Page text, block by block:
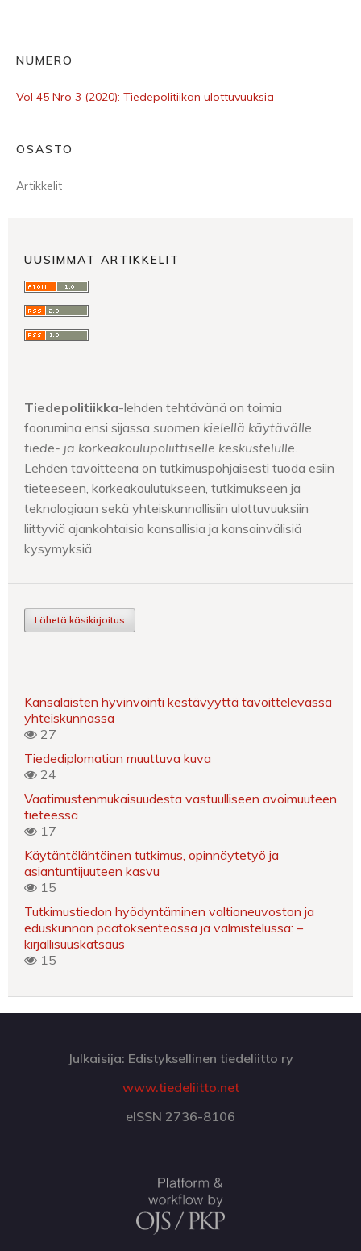
NUMERO
Vol 45 Nro 3 (2020): Tiedepolitiikan ulottuvuuksia
OSASTO
Artikkelit
UUSIMMAT ARTIKKELIT
Tiedepolitiikka-lehden tehtävänä on toimia
foorumina ensi sijassa suomen kielellä käytävälle
tiede- ja korkeakoulupoliittiselle keskustelulle
Lehden tavoitteena on tutkimuspohjaisesti tuoda esiin
tieteeseen, korkeakoulutukseen, tutkimukseen ja
teknologiaan sekä yhteiskunnallisiin ulottuvuuksiin
liittyviä ajankohtaisia kansallisia ja kansainvälisiä
kysymyksiä.
Lähetä käsikirjoitus
Kansalaisten hyvinvointi kestävyyttä tavoittelevassa
yhteiskunnassa
27
Tiedediplomatian muuttuva kuva
24
Vaatimustenmukaisuudesta vastuulliseen avoimuuteen
tieteessä
17
Käytäntölähtöinen tutkimus, opinnäytetyö ja
asiantuntijuuteen kasvu
15
Tutkimustiedon hyödyntäminen valtioneuvoston ja
eduskunnan päätöksenteossa ja valmistelussa: –
kirjallisuuskatsaus
15
Julkaisija: Edistyksellinen tiedeliitto ry
www.tiedeliitto.net
eISSN 2736-8106